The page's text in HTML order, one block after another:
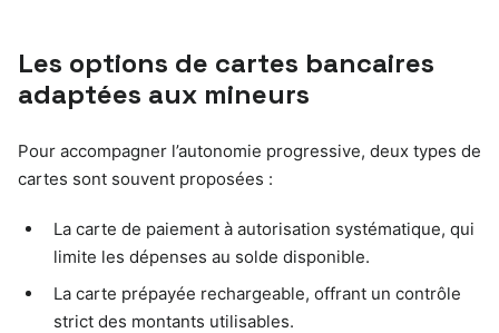
Les options de cartes bancaires
adaptées aux mineurs
Pour accompagner l’autonomie progressive, deux types de
cartes sont souvent proposées :
La carte de paiement à autorisation systématique, qui
limite les dépenses au solde disponible.
La carte prépayée rechargeable, offrant un contrôle
strict des montants utilisables.